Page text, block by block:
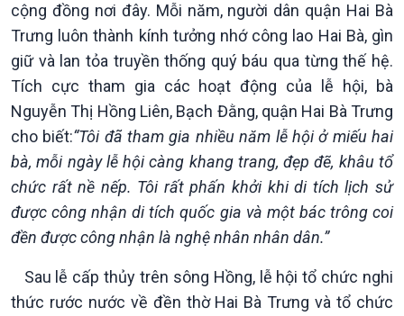
cộng đồng nơi đây. Mỗi năm, người dân quận Hai Bà
Trưng luôn thành kính tưởng nhớ công lao Hai Bà, gìn
giữ và lan tỏa truyền thống quý báu qua từng thế hệ.
Tích cực tham gia các hoạt động của lễ hội, bà
Nguyễn Thị Hồng Liên, Bạch Đằng, quận Hai Bà Trưng
cho biết:“Tôi đã tham gia nhiều năm lễ hội ở miếu hai
bà, mỗi ngày lễ hội càng khang trang, đẹp đẽ, khâu tổ
chức rất nề nếp. Tôi rất phấn khởi khi di tích lịch sử
được công nhận di tích quốc gia và một bác trông coi
đền được công nhận là nghệ nhân nhân dân.”
Sau lễ cấp thủy trên sông Hồng, lễ hội tổ chức nghi
thức rước nước về đền thờ Hai Bà Trưng và tổ chức